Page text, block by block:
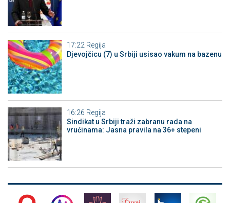
17:22 Regija
Djevojčicu (7) u Srbiji usisao vakum na bazenu
16:26 Regija
Sindikat u Srbiji traži zabranu rada na
vrućinama: Jasna pravila na 36+ stepeni